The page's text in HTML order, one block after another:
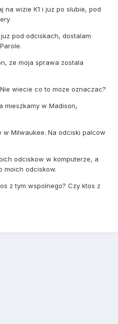
na wizie K1 i juz po slubie, pod
pod odciskach, dostalam
ze moja sprawa zostala
wiecie co to moze oznaczac?
mieszkamy w Madison,
Milwaukee. Na odciski palcow
odciskow w komputerze, a
moich odciskow.
z tym wspolnego? Czy ktos z